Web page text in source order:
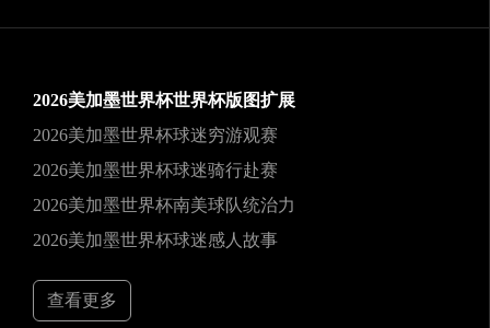
2026美加墨世界杯世界杯版图扩展
2026美加墨世界杯球迷穷游观赛
2026美加墨世界杯球迷骑行赴赛
2026美加墨世界杯南美球队统治力
2026美加墨世界杯球迷感人故事
查看更多